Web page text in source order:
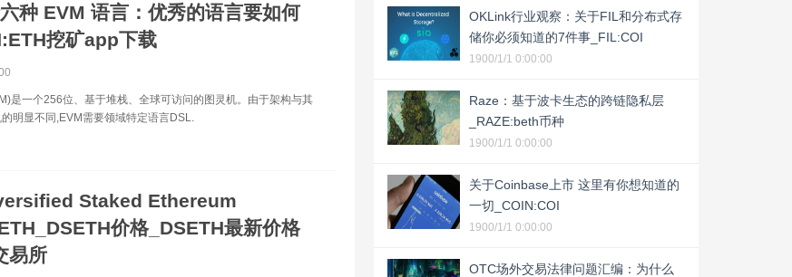
种 EVM 语言：优秀的语言要如何
挖矿app下载
是一个256位、基于堆栈、全球可访问的图灵机。由于架构与其
明显不同,EVM需要领域特定语言DSL.
Staked Ethereum
价格_DSETH最新价格
易所
OKLink行业观察：关于FIL和分布式存
储你必须知道的7件事_FIL:COI
1900/1/1 0:00:00
Raze：基于波卡生态的跨链隐私层
_RAZE:beth币种
1900/1/1 0:00:00
关于Coinbase上市 这里有你想知道的
一切_COIN:COI
1900/1/1 0:00:00
OTC场外交易法律问题汇编：为什么